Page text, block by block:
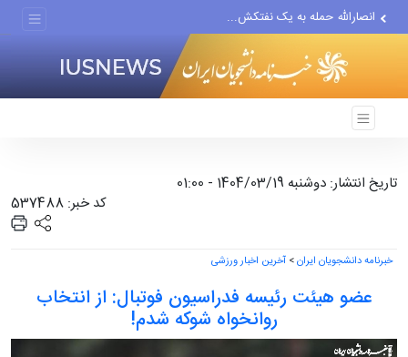
انصارالله حمله به یک نفتکش...
لفاظی جدید نتانیاهو علیه ایران
تاریخ انتشار: دوشنبه 1404/03/19 - 01:00
کد خبر: 537488
خبرنامه دانشجویان ایران> آخرین اخبار ورزشی
عضو هیئت رئیسه فدراسیون فوتبال: از انتخاب
روانخواه شوکه شدم!